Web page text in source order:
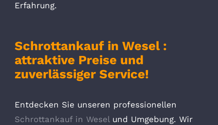
Erfahrung.
Schrottankauf in Wesel :
attraktive Preise und
zuverlässiger Service!
Entdecken Sie unseren professionellen
Schrottankauf in Weselund Umgebung. Wir